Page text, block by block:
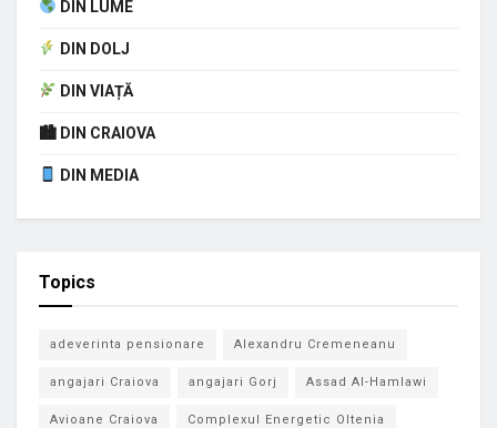
DIN LUME
DIN DOLJ
DIN VIAȚĂ
🏙 DIN CRAIOVA
DIN MEDIA
Topics
adeverinta pensionare Alexandru Cremeneanu
angajari Craiova angajari Gorj Assad Al-Hamlawi
Avioane Craiova Complexul Energetic Oltenia